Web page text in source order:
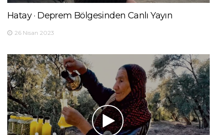
Hatay · Deprem Bölgesinden Canlı Yayın
26 Nisan 2023